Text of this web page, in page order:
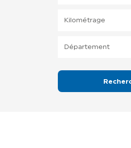
Kilométrage
Département